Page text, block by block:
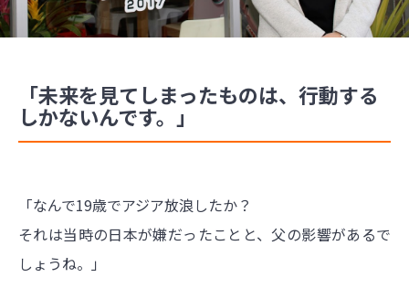
「未来を見てしまったものは、行動する
しかないんです。」
「なんで19歳でアジア放浪したか？
それは当時の日本が嫌だったことと、父の影響があるで
しょうね。」